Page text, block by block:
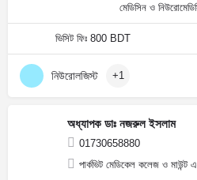
মেডিসিন ও
ভিসিট ফিঃ 800 BDT
নিউরোলজিস্ট +1
অধ্যাপক ডাঃ নজরুল ইসলাম
01730658880
পার্কভিট মেডিকেল কলেজ ও মাউন্ট